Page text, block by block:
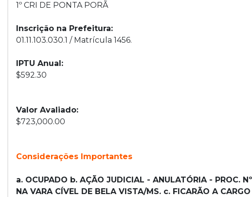
1º CRI DE PONTA PORÃ
Inscrição na Prefeitura:
01.11.103.030.1 / Matrícula 1456.
IPTU Anual:
$592.30
Valor Avaliado:
$723,000.00
Considerações Importantes
a. OCUPADO b. AÇÃO JUDICIAL - ANULATÓRIA - PROC.
NA VARA CÍVEL DE BELA VISTA/MS. c. FICARÃO A